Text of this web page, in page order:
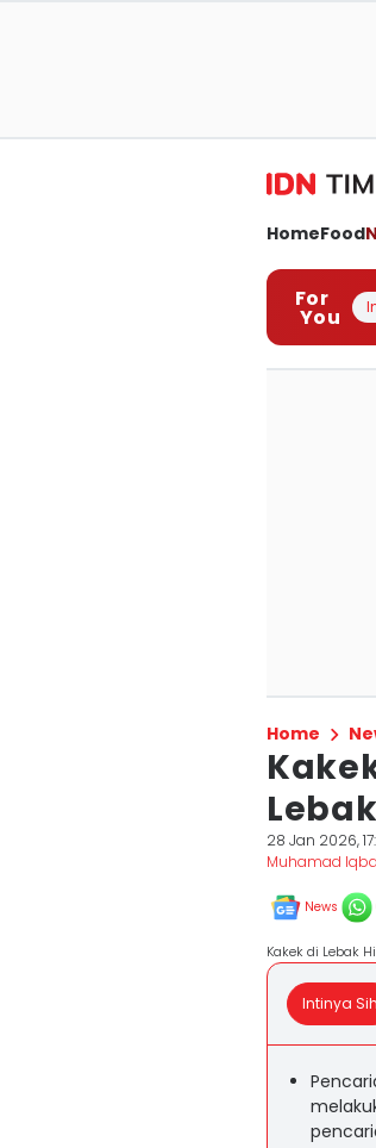
HomeFood
For
You
Home
28 Jan 2026,
Muhamad
News
Kakek di Lebak
Intinya Sih